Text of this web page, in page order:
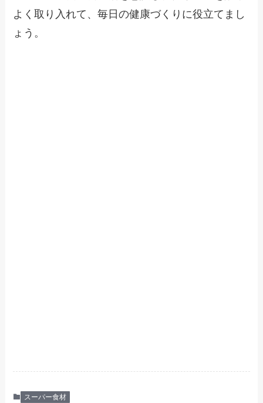
よく取り入れて、毎日の健康づくりに役立てまし
ょう。
スーパー食材